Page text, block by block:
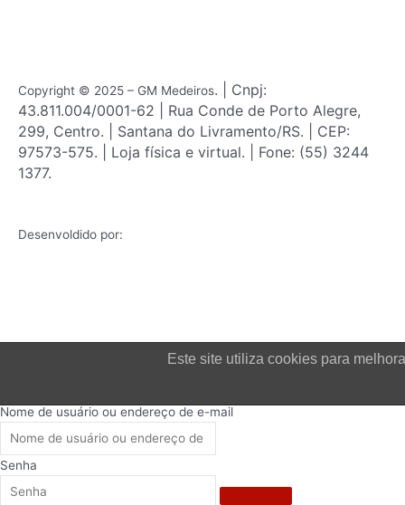
m
Copyright © 2025 – GM Medeiros. | Cnpj:
43.811.004/0001-62 | Rua Conde de Porto Alegre,
299, Centro. | Santana do Livramento/RS. | CEP:
97573-575. | Loja física e virtual. | Fone: (55) 3244
1377.
Desenvoldido por:
Este site utiliza cookies para
Nome de usuário ou endereço de e-mail
Senha